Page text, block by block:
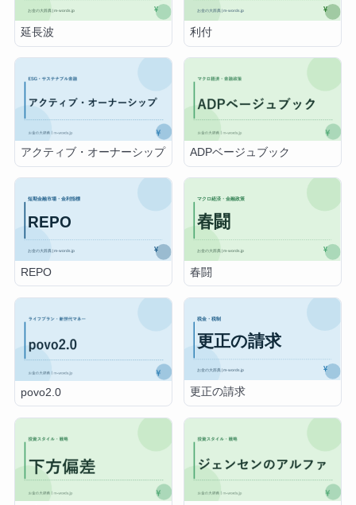
延長波 利付
アクティブ・オーナーシップ ADPベージュブック
REPO 春闘
povo2.0 更正の請求